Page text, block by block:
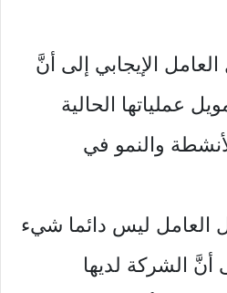
الإيجابي إلى أنَّ
عملياتها الحالية
والنمو في
العامل ليس دائما شيء
أنَّ الشركة لديها